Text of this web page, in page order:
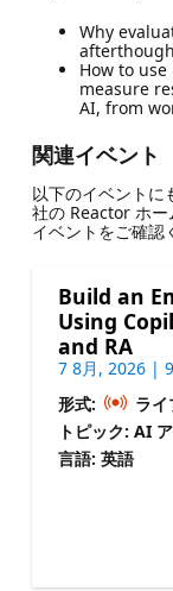
Why
How to
measure
AI, from
関連イベント
以下のイベントに
社の Reactor ホー
イベントをご確認
Build an
Using
and RA
7 8月, 2026 |
形式:
ライ
トピック: AI
言語: 英語